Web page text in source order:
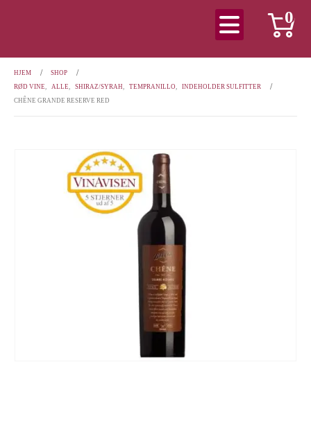
0
HJEM
SHOP
RØD VINE, ALLE, SHIRAZ/SYRAH, TEMPRANILLO,
INDEHOLDER SULFITTER
CHÊNE GRANDE RESERVE RED